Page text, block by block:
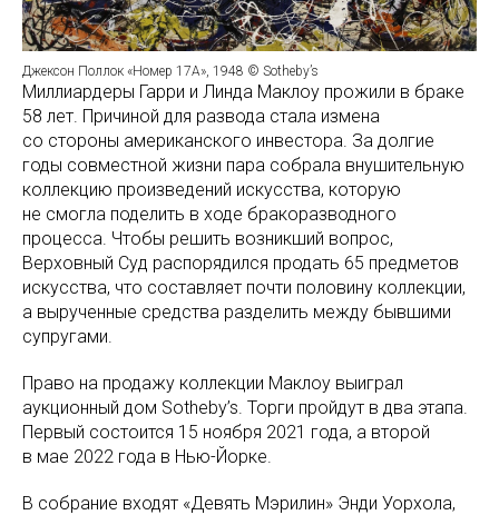
Джексон Поллок «Номер 17А», 1948 © Sotheby’s
Миллиардеры Гарри и Линда Маклоу прожили в браке
58 лет. Причиной для развода стала измена
со стороны американского инвестора. За долгие
годы совместной жизни пара собрала внушительную
коллекцию произведений искусства, которую
не смогла поделить в ходе бракоразводного
процесса. Чтобы решить возникший вопрос,
Верховный Суд распорядился продать 65 предметов
искусства, что составляет почти половину коллекции,
а вырученные средства разделить между бывшими
супругами.
Право на продажу коллекции Маклоу выиграл
аукционный дом Sotheby’s. Торги пройдут в два этапа.
Первый состоится 15 ноября 2021 года, а второй
в мае 2022 года в Нью-Йорке.
В собрание входят «Девять Мэрилин» Энди Уорхола,